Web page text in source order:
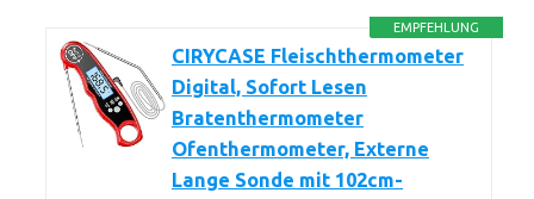
EMPFEHLUNG
CIRYCASE Fleischthermometer
Digital, Sofort Lesen
Bratenthermometer
Ofenthermometer, Externe
Lange Sonde mit 102cm-